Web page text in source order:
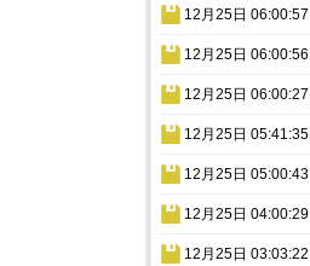
12月25日 06:00:57
12月25日 06:00:56
12月25日 06:00:27
12月25日 05:41:35
12月25日 05:00:43
12月25日 04:00:29
12月25日 03:03:22